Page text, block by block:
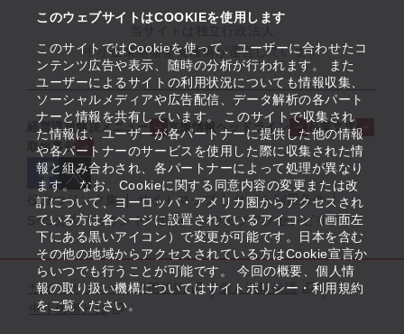
このウェブサイトはCOOKIEを使用します
このサイトではCookieを使って、ユーザーに合わせたコ
ンテンツ広告や表示、随時の分析が行われます。 また
ユーザーによるサイトの利用状況についても情報収集、
ソーシャルメディアや広告配信、データ解析の各パート
ナーと情報を共有しています。 このサイトで収集され
た情報は、ユーザーが各パートナーに提供した他の情報
や各パートナーのサービスを使用した際に収集された情
報と組み合わされ、各パートナーによって処理が異なり
ます。 なお、Cookieに関する同意内容の変更または改
訂について、ヨーロッパ・アメリカ圏からアクセスされ
ている方は各ページに設置されているアイコン（画面左
下にある黒いアイコン）で変更が可能です。日本を含む
その他の地域からアクセスされている方はCookie宣言か
らいつでも行うことが可能です。 今回の概要、個人情
報の取り扱い機構についてはサイトポリシー・利用規約
をご覧ください。
中小企業基盤整備機構が運営しています
経営課題解決メニュー 支援情報ヘッドライン
起業支援
取組事例
役立つリンク集 サイトマップ
サイト利用条件
SNS公式アカウント一覧
ウェブアクセシビリティ
サイトポリシー・利用規約
個人情報保護
中小機構とは